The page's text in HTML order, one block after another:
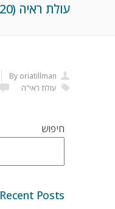
עולת ראיה (20)
By oriatillman
עולת ראי"ה
חיפוש
Recent Posts